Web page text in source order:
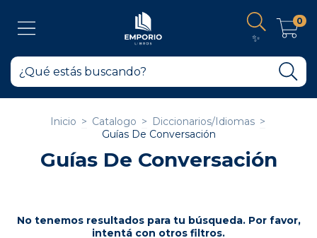
✨
0
Inicio > Catalogo > Diccionarios/Idiomas >
Guías De Conversación
Guías De Conversación
No tenemos resultados para tu búsqueda. Por favor,
intentá con otros filtros.